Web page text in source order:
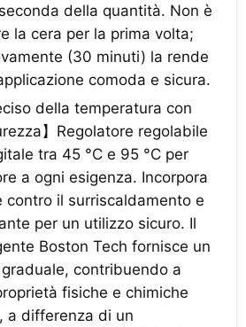
della quantità. Non è
la cera per la prima volta;
(30 minuti) la rende
comoda e sicura.
della temperatura con
】Regolatore regolabile
tra 45 °C e 95 °C per
a ogni esigenza. Incorpora
contro il surriscaldamento e
per un utilizzo sicuro. Il
Boston Tech fornisce un
contribuendo a
fisiche e chimiche
a differenza di un